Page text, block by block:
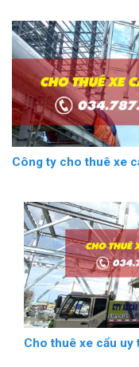
Công ty cho thuê xe
Cho thuê xe cẩu uy